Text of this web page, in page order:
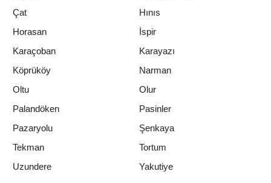
Çat
Hınıs
Horasan
İspir
Karaçoban
Karayazı
Köprüköy
Narman
Oltu
Olur
Palandöken
Pasinler
Pazaryolu
Şenkaya
Tekman
Tortum
Uzundere
Yakutiye